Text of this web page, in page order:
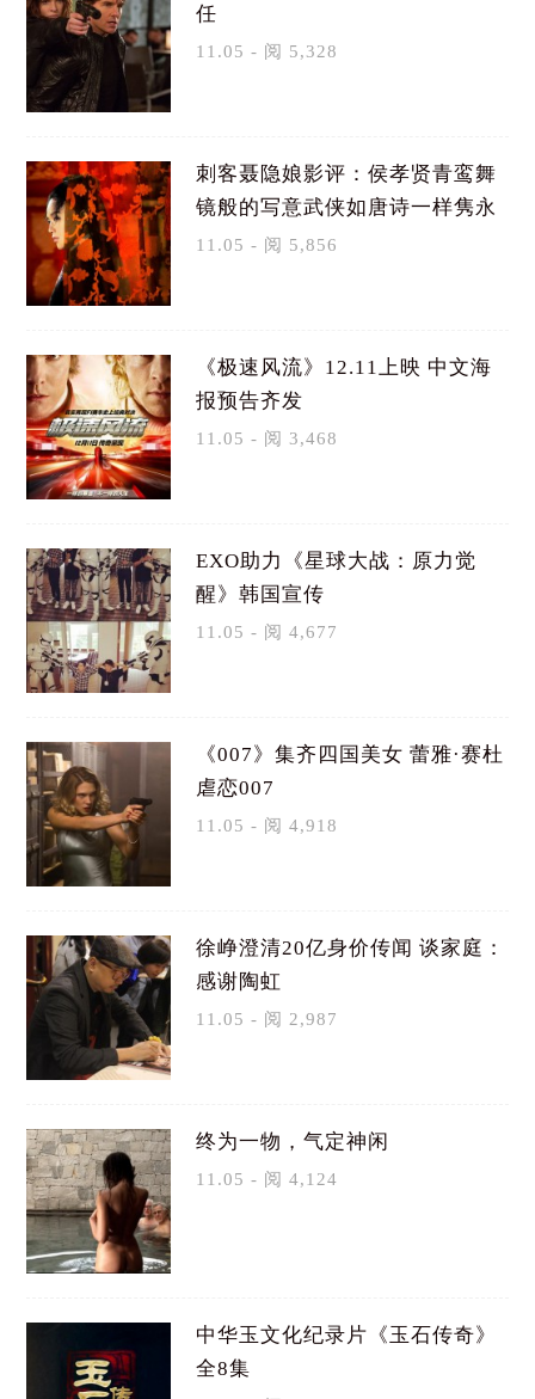
任
11.05 - 阅 5,328
刺客聂隐娘影评：侯孝贤青鸾舞
镜般的写意武侠如唐诗一样隽永
11.05 - 阅 5,856
《极速风流》12.11上映 中文海
报预告齐发
11.05 - 阅 3,468
EXO助力《星球大战：原力觉
醒》韩国宣传
11.05 - 阅 4,677
《007》集齐四国美女 蕾雅·赛杜
虐恋007
11.05 - 阅 4,918
徐峥澄清20亿身价传闻 谈家庭：
感谢陶虹
11.05 - 阅 2,987
终为一物，气定神闲
11.05 - 阅 4,124
中华玉文化纪录片《玉石传奇》
全8集